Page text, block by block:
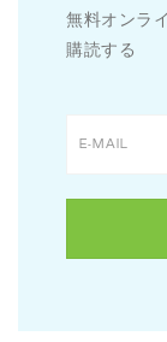
無料オンラ
購読する